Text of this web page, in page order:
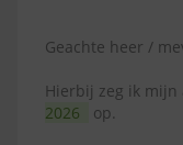
Geachte heer /
Hierbij zeg ik
2026
op.